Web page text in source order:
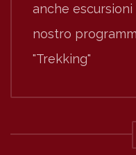
anche escursioni
nostro
"Trekking"